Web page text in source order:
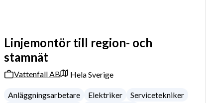
Linjemontör till region- och
stamnät
Vattenfall AB Hela Sverige
Anläggningsarbetare Elektriker
Servicetekniker